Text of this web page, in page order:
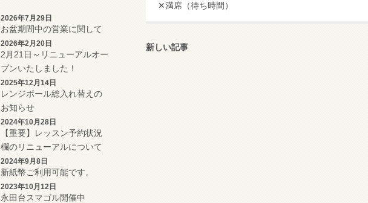
2026年7月29日
お盆期間中の営業に関して
2026年2月20日
2月21日～リニューアルオー
プンいたしました！
2025年12月14日
レンジボール総入れ替えの
お知らせ
2024年10月28日
【重要】レッスン予約状況
欄のリニューアルについて
2024年9月8日
新紙幣ご利用可能です。
2023年10月12日
永田台スマゴル開催中
✕満席（待ち時間）
新しい記事